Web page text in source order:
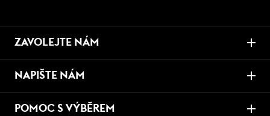
ZAVOLEJTE NÁM
NAPIŠTE NÁM
POMOC S VÝBĚREM